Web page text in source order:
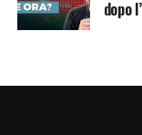
dopo